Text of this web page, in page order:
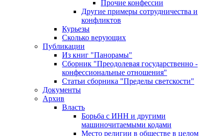
Прочие конфессии
Другие примеры сотрудничества и
конфликтов
Курьезы
Сколько верующих
Публикации
Из книг "Панорамы"
Сборник "Преодолевая государственно -
конфессиональные отношения"
Статьи сборника "Пределы светскости"
Документы
Архив
Власть
Борьба с ИНН и другими
машиночитаемыми кодами
Место религии в обществе в целом